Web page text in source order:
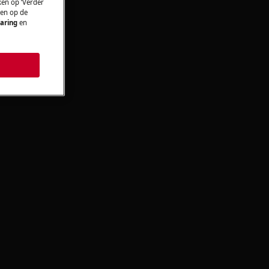
op ‘Verder
op de
en